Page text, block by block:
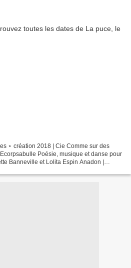
⋆ création 2018 | Cie Comme sur des
Poésie, musique et danse pour
Banneville et Lolita Espin Anadon |